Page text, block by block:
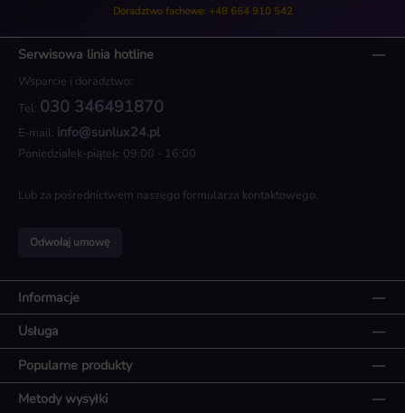
Doradztwo fachowe: +48 664 910 542
Serwisowa linia hotline
Wsparcie i doradztwo:
Tel: 030 346491870
E-mail: info@sunlux24.pl
Poniedziałek-piątek: 09:00 - 16:00
Lub za pośrednictwem naszego formularza kontaktowego.
Odwołaj umowę
Informacje
Usługa
Popularne produkty
Metody wysyłki